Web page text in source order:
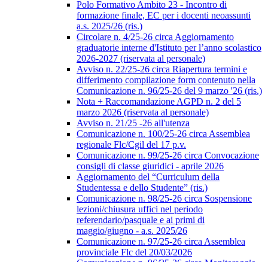
Polo Formativo Ambito 23 - Incontro di
formazione finale, EC per i docenti neoassunti
a.s. 2025/26 (ris.)
Circolare n. 4/25-26 circa Aggiornamento
graduatorie interne d'Istituto per l’anno scolastico
2026-2027 (riservata al personale)
Avviso n. 22/25-26 circa Riapertura termini e
differimento compilazione form contenuto nella
Comunicazione n. 96/25-26 del 9 marzo '26 (ris.)
Nota + Raccomandazione AGPD n. 2 del 5
marzo 2026 (riservata al personale)
Avviso n. 21/25 -26 all'utenza
Comunicazione n. 100/25-26 circa Assemblea
regionale Flc/Cgil del 17 p.v.
Comunicazione n. 99/25-26 circa Convocazione
consigli di classe giuridici - aprile 2026
Aggiornamento del “Curriculum della
Studentessa e dello Studente” (ris.)
Comunicazione n. 98/25-26 circa Sospensione
lezioni/chiusura uffici nel periodo
referendario/pasquale e ai primi di
maggio/giugno - a.s. 2025/26
Comunicazione n. 97/25-26 circa Assemblea
provinciale Flc del 20/03/2026